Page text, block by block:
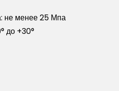
не менее 25 Мпа
до +30°